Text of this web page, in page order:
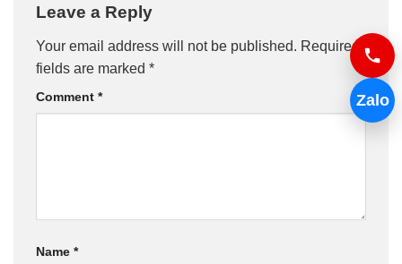
Leave a Reply
Your email address will not be published. Required
fields are marked *
Comment *
Name *
Zalo